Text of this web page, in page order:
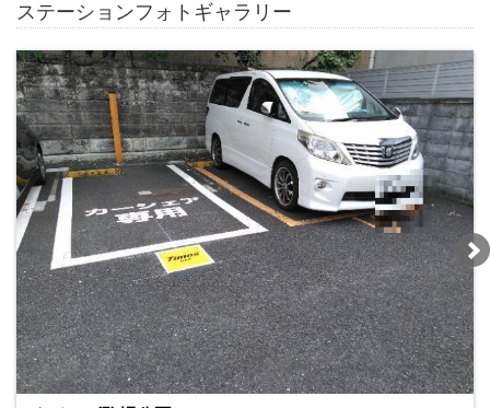
ステーションフォトギャラリー